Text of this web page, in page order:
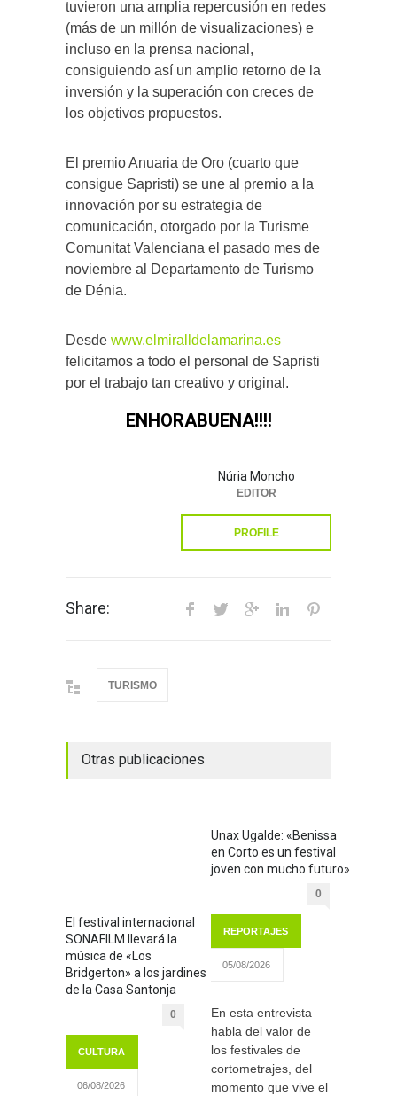
tuvieron una amplia repercusión en redes
(más de un millón de visualizaciones) e
incluso en la prensa nacional,
consiguiendo así un amplio retorno de la
inversión y la superación con creces de
los objetivos propuestos.
El premio Anuaria de Oro (cuarto que
consigue Sapristi) se une al premio a la
innovación por su estrategia de
comunicación, otorgado por la Turisme
Comunitat Valenciana el pasado mes de
noviembre al Departamento de Turismo
de Dénia.
Desde www.elmiralldelamarina.es
felicitamos a todo el personal de Sapristi
por el trabajo tan creativo y original.
ENHORABUENA!!!!
Núria Moncho
EDITOR
PROFILE
Share:
TURISMO
Otras publicaciones
El festival internacional
SONAFILM llevará la
música de «Los
Bridgerton» a los jardines
de la Casa Santonja
0
CULTURA
06/08/2026
Unax Ugalde: «Benissa
en Corto es un festival
joven con mucho futuro»
0
REPORTAJES
05/08/2026
En esta entrevista
habla del valor de
los festivales de
cortometrajes, del
momento que vive el